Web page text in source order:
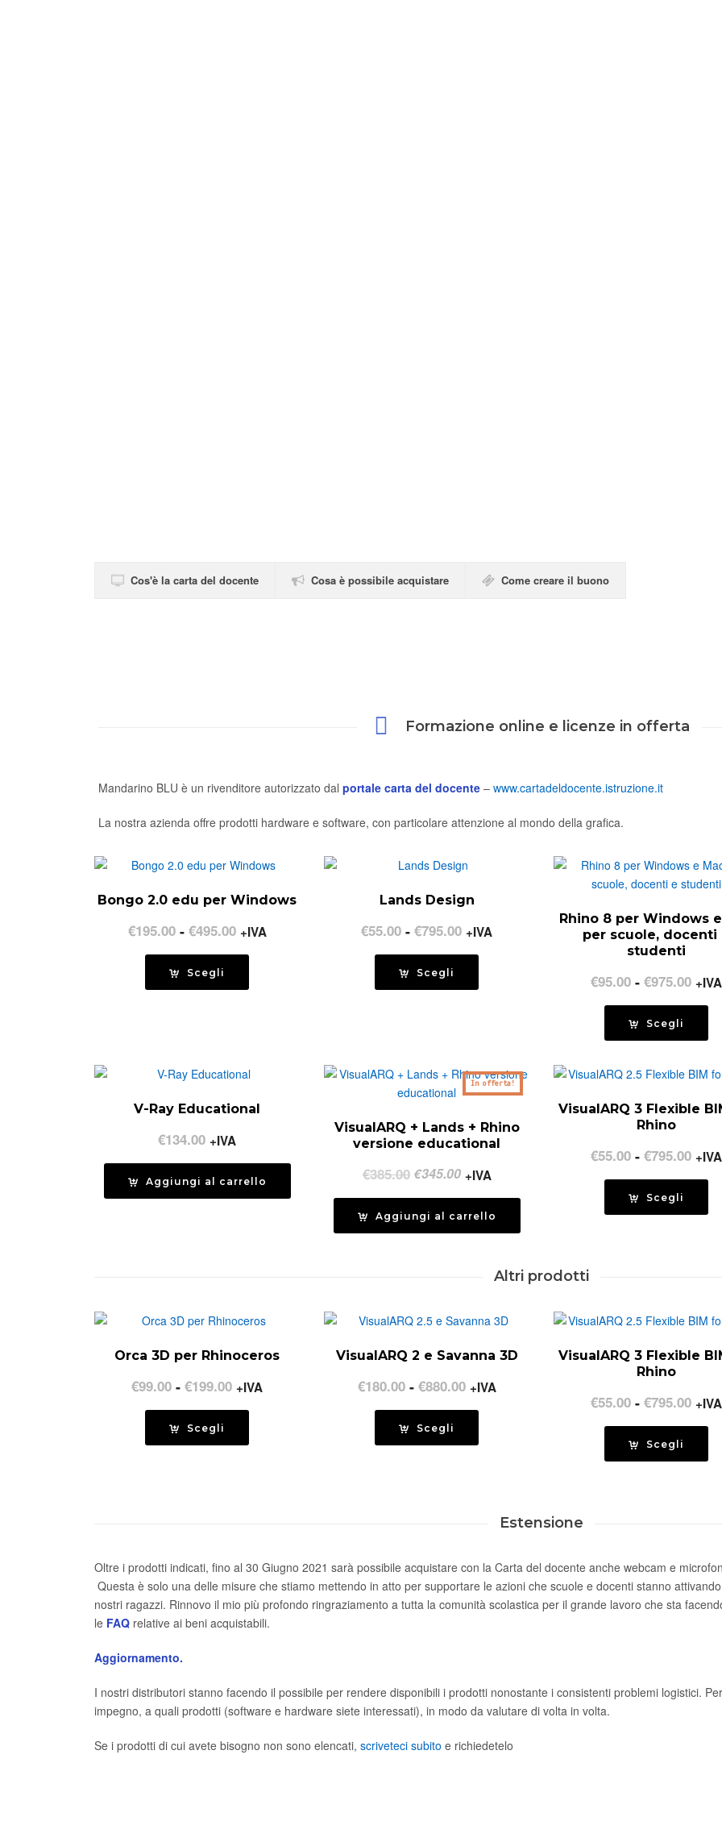
Cos'è la carta del docente Cosa è possibile acquistare Come creare il buono
Formazione online e licenze in offerta
Mandarino BLU è un rivenditore autorizzato dal portale carta del docente – www.cartadeldocente.istruzione.it
La nostra azienda offre prodotti hardware e software, con particolare attenzione al mondo della grafica.
Bongo 2.0 edu per Windows
€195.00 - €495.00Fascia
di
da
+IVA
Scegli
Lands Design
€55.00 - €795.00Fascia
di
da
+IVA
Scegli
Rhino 8 per Windows
per scuole, docenti
studenti
€95.00 - €975.00
di
da
a
+IVA
Scegli
V-Ray Educational
€134.00 +IVA
Aggiungi al carrello
In offerta!
VisualARQ + Lands + Rhino
versione educational
€385.00 Il
prezzo
originale
era:
€345.00Il
prezzo
attuale
è:
+IVA
Aggiungi al carrello
VisualARQ 3 Flexible
Rhino
€55.00 - €795.00
di
da
+IVA
Scegli
Altri prodotti
Orca 3D per Rhinoceros
€99.00 - €199.00Fascia
di
da
+IVA
Scegli
VisualARQ 2 e Savanna 3D
€180.00 - €880.00Fascia
di
da
+IVA
Scegli
VisualARQ 3 Flexible
Rhino
€55.00 - €795.00
di
da
+IVA
Scegli
Estensione
Oltre i prodotti indicati, fino al 30 Giugno 2021 sarà possibile acquistare con la Carta del docente anche webcam e
Questa è solo una delle misure che stiamo mettendo in atto per supportare le azioni che scuole e docenti stanno
nostri ragazzi. Rinnovo il mio più profondo ringraziamento a tutta la comunità scolastica per il grande lavoro che sta
le FAQ relative ai beni acquistabili.
Aggiornamento.
I nostri distributori stanno facendo il possibile per rendere disponibili i prodotti nonostante i consistenti problemi logistici.
impegno, a quali prodotti (software e hardware siete interessati), in modo da valutare di volta in volta.
Se i prodotti di cui avete bisogno non sono elencati, scriveteci subito e richiedetelo